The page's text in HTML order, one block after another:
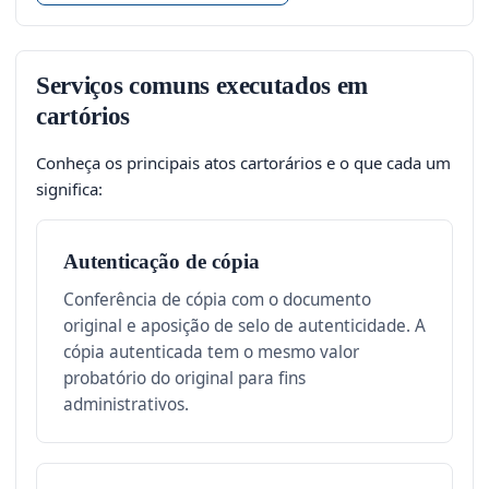
Serviços comuns executados em
cartórios
Conheça os principais atos cartorários e o que cada um
significa:
Autenticação de cópia
Conferência de cópia com o documento
original e aposição de selo de autenticidade. A
cópia autenticada tem o mesmo valor
probatório do original para fins
administrativos.